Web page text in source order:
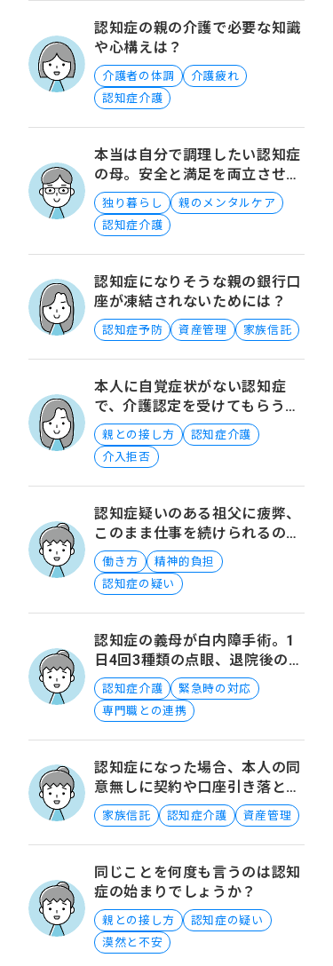
認知症の親の介護で必要な知識
や心構えは？
介護者の体調
介護疲れ
認知症介護
本当は自分で調理したい認知症
の母。安全と満足を両立させる
には？
独り暮らし
親のメンタルケア
認知症介護
認知症になりそうな親の銀行口
座が凍結されないためには？
認知症予防 資産管理 家族信託
本人に自覚症状がない認知症
で、介護認定を受けてもらうた
めの方法について
親との接し方
認知症介護
介入拒否
認知症疑いのある祖父に疲弊、
このまま仕事を続けられるので
しょうか？
働き方
精神的負担
認知症の疑い
認知症の義母が白内障手術。1
日4回3種類の点眼、退院後の対
応方法は？
認知症介護
緊急時の対応
専門職との連携
認知症になった場合、本人の同
意無しに契約や口座引き落とし
もできるの？
家族信託 認知症介護 資産管理
同じことを何度も言うのは認知
症の始まりでしょうか？
親との接し方
認知症の疑い
漠然と不安